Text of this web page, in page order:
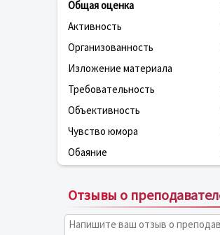
Общая оценка
Активность
Организованность
Изложение материала
Требовательность
Объективность
Чувство юмора
Обаяние
Отзывы о